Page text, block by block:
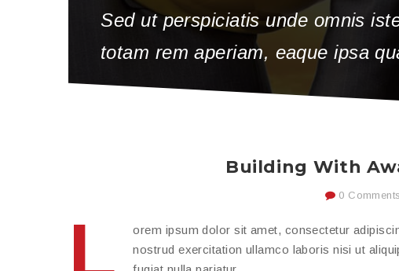
Sed ut perspiciatis unde omnis
totam rem aperiam, eaque ipsa
Building With
0 Comments
L
orem ipsum dolor sit amet, consectetur
nostrud exercitation ullamco laboris nisi ut